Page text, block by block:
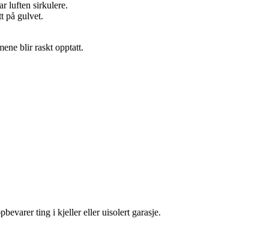
luften sirkulere.
på gulvet.
blir raskt opptatt.
ting i kjeller eller uisolert garasje.